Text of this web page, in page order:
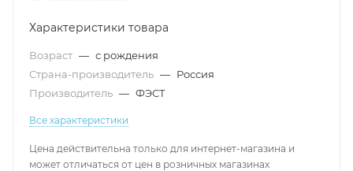
Характеристики товара
Возраст — с рождения
Страна-производитель — Россия
Производитель — ФЭСТ
Все характеристики
Цена действительна только для интернет-магазина и
может отличаться от цен в розничных магазинах